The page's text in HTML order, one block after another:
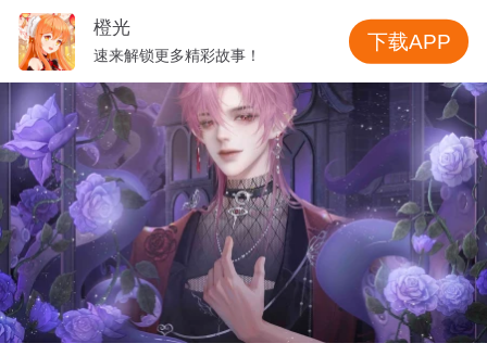
橙光
速来解锁更多精彩故事！
下载APP